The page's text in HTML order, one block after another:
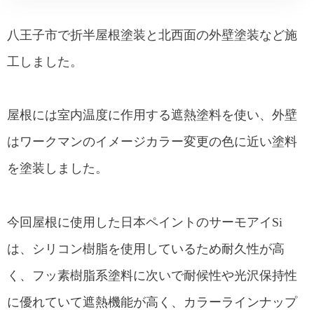
八王子市で折半屋根塗装と北西面の外壁塗装など施
工しました。
屋根には室内温度に作用する遮熱塗料を使い、外壁
はワークマンのイメージカラー変更の色に近い塗料
を塗装しました。
今回屋根に使用した日本ペイントのサーモアイSi
は、シリコン樹脂を使用しているため耐久性が高
く、フッ素樹脂系塗料に次いで耐候性や光沢保持性
に優れていて遮熱機能が高く、カラーラインナップ